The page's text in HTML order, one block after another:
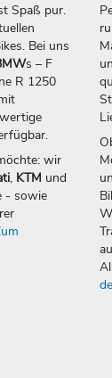
Spaß pur.
Bei uns
s – F
R 1250
wir
, KTM und
- sowie